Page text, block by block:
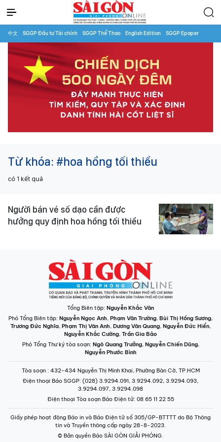
中文 SGGP Đầu tư Tài chính SGGP Thể Thao English Edition SGGP Epaper
Từ khóa: #hoa hồng tối thiểu
có 1 kết quả
Người bán vé số dạo cần được
hưởng quy định hoa hồng tối thiểu
Tổng Biên tập: Nguyễn Khắc Văn
Phó Tổng Biên tập: Nguyễn Ngọc Anh, Phạm Văn Trường, Bùi Thị Hồng Sương,
Trương Đức Nghĩa, Phạm Thị Vân Anh, Dương Văn Quang, Nguyễn Đức Hiển,
Nguyễn Khắc Cường, Trần Gia Bảo
Phó Tổng Thư ký tòa soạn: Ngô Quang Trưởng, Nguyễn Chiến Dũng,
Nguyễn Phước Bình
Tòa soạn : 432-434 Nguyễn Thị Minh Khai, Phường Bàn Cờ, TP.HCM
Điện thoại Báo SGGP: (028) 3.9294.091, 3.9294.092, 3.9294.093,
3.9294.097, 3.9294.098
Điện thoại Tòa soạn Báo Điện tử: 08 65 11 22 55
Giấy phép hoạt động Báo in và Báo Điện tử số 305/GP-BTTTT do Bộ Thông
tin và Truyền thông cấp ngày 28-8-2023.
© Bản quyền Báo SÀI GÒN GIẢI PHÓNG.